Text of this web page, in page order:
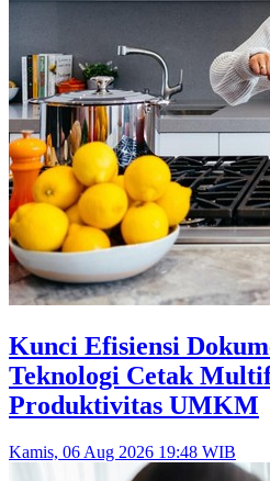
Kunci Efisiensi
Teknologi Cetak
Produktivitas UMKM
Kamis, 06 Aug 2026 19:48 WIB